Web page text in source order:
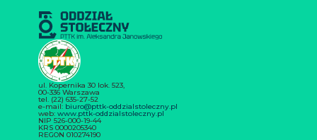
ul. Kopernika 30 lok. 523,
00-336 Warszawa
tel. (22) 635-27-52
e-mail: biuro@pttk-oddzialstoleczny.pl
web:www.pttk-oddzialstoleczny.pl
NIP 526-000-19-44
KRS 0000205340
REGON 010274190